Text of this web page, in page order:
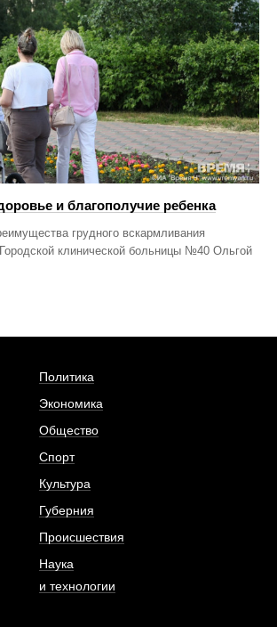
и благополучие ребенка
грудного вскармливания
клинической больницы №40 Ольгой
Политика
Экономика
Общество
Спорт
Культура
Губерния
Происшествия
Наука
и технологии